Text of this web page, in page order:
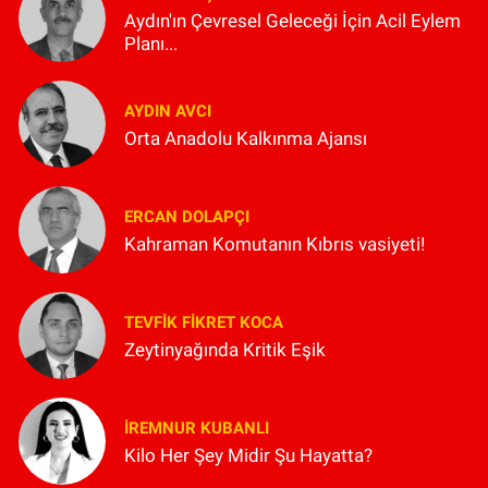
Aydın'ın Çevresel Geleceği İçin Acil Eylem
Planı...
AYDIN AVCI
Orta Anadolu Kalkınma Ajansı
ERCAN DOLAPÇI
Kahraman Komutanın Kıbrıs vasiyeti!
TEVFIK FIKRET KOCA
Zeytinyağında Kritik Eşik
İREMNUR KUBANLI
Kilo Her Şey Midir Şu Hayatta?